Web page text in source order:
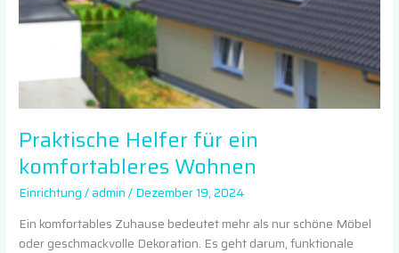
Praktische Helfer für ein
komfortableres Wohnen
Einrichtung/admin/Dezember 19, 2024
Ein komfortables Zuhause bedeutet mehr als nur schöne Möbel
oder geschmackvolle Dekoration. Es geht darum, funktionale